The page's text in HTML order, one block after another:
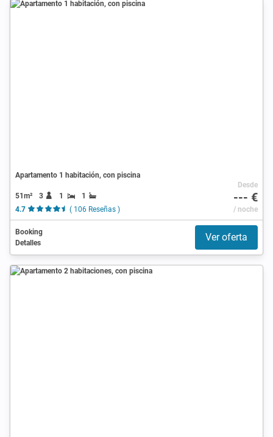
Apartamento 1 habitación, con piscina
51m² 3 1
1
4.7
( 106 Reseñas )
Desde
--- €
/ noche
Booking
Detalles
Ver oferta